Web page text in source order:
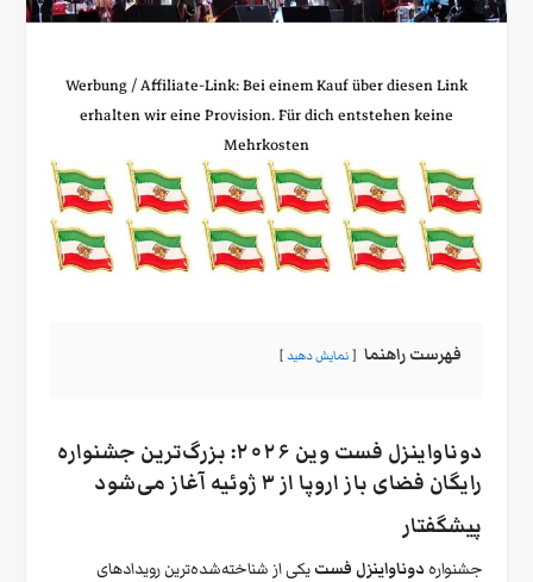
Werbung / Affiliate‑Link: Bei einem Kauf über diesen Link
erhalten wir eine Provision. Für dich entstehen keine
Mehrkosten
فهرست راهنما نمایش دهید
دوناواینزل‌ فست وین ۲۰۲۶: بزرگ‌ترین جشنواره
رایگان فضای باز اروپا از ۳ ژوئیه آغاز می‌شود
پیشگفتار
جشنوارهدوناواینزل‌ فستیکی از شناخته‌شده‌ترین رویدادهای